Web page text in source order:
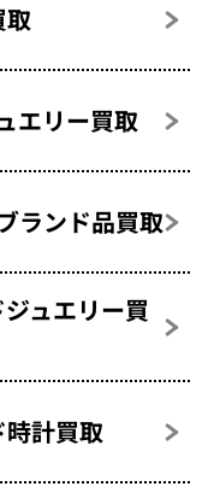
取
エリー買取
ランド品買取
ュエリー買
時計買取